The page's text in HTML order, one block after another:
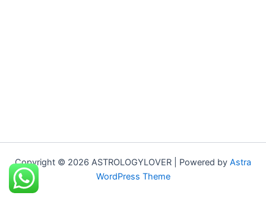
Copyright © 2026 ASTROLOGYLOVER | Powered by Astra
WordPress Theme